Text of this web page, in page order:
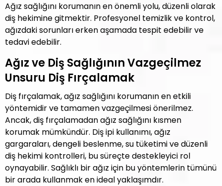
Ağız sağlığını korumanın en önemli yolu, düzenli olarak
diş hekimine gitmektir. Profesyonel temizlik ve kontrol,
ağızdaki sorunları erken aşamada tespit edebilir ve
tedavi edebilir.
Ağız ve Diş Sağlığının Vazgeçilmez
Unsuru Diş Fırçalamak
Diş fırçalamak, ağız sağlığını korumanın en etkili
yöntemidir ve tamamen vazgeçilmesi önerilmez.
Ancak, diş fırçalamadan ağız sağlığını kısmen
korumak mümkündür. Diş ipi kullanımı, ağız
gargaraları, dengeli beslenme, su tüketimi ve düzenli
diş hekimi kontrolleri, bu süreçte destekleyici rol
oynayabilir. Sağlıklı bir ağız için bu yöntemlerin tümünü
bir arada kullanmak en ideal yaklaşımdır.